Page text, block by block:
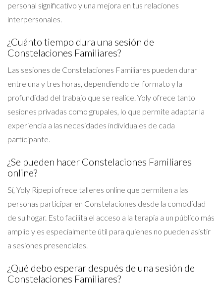
personal significativo y una mejora en tus relaciones
interpersonales.
¿Cuánto tiempo dura una sesión de
Constelaciones Familiares?
Las sesiones de Constelaciones Familiares pueden durar
entre una y tres horas, dependiendo del formato y la
profundidad del trabajo que se realice. Yoly ofrece tanto
sesiones privadas como grupales, lo que permite adaptar la
experiencia a las necesidades individuales de cada
participante.
¿Se pueden hacer Constelaciones Familiares
online?
Sí, Yoly Ripepi ofrece talleres online que permiten a las
personas participar en Constelaciones desde la comodidad
de su hogar. Esto facilita el acceso a la terapia a un público más
amplio y es especialmente útil para quienes no pueden asistir
a sesiones presenciales.
¿Qué debo esperar después de una sesión de
Constelaciones Familiares?